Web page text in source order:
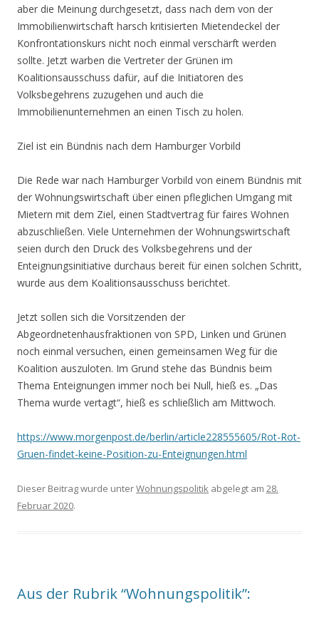
aber die Meinung durchgesetzt, dass nach dem von der
Immobilienwirtschaft harsch kritisierten Mietendeckel der
Konfrontationskurs nicht noch einmal verschärft werden
sollte. Jetzt warben die Vertreter der Grünen im
Koalitionsausschuss dafür, auf die Initiatoren des
Volksbegehrens zuzugehen und auch die
Immobilienunternehmen an einen Tisch zu holen.
Ziel ist ein Bündnis nach dem Hamburger Vorbild
Die Rede war nach Hamburger Vorbild von einem Bündnis mit
der Wohnungswirtschaft über einen pfleglichen Umgang mit
Mietern mit dem Ziel, einen Stadtvertrag für faires Wohnen
abzuschließen. Viele Unternehmen der Wohnungswirtschaft
seien durch den Druck des Volksbegehrens und der
Enteignungsinitiative durchaus bereit für einen solchen Schritt,
wurde aus dem Koalitionsausschuss berichtet.
Jetzt sollen sich die Vorsitzenden der
Abgeordnetenhausfraktionen von SPD, Linken und Grünen
noch einmal versuchen, einen gemeinsamen Weg für die
Koalition auszuloten. Im Grund stehe das Bündnis beim
Thema Enteignungen immer noch bei Null, hieß es. „Das
Thema wurde vertagt“, hieß es schließlich am Mittwoch.
https://www.morgenpost.de/berlin/article228555605/Rot-Rot-
Gruen-findet-keine-Position-zu-Enteignungen.html
Dieser Beitrag wurde unterWohnungspolitik abgelegt am 28.
Februar 2020.
Aus der Rubrik “Wohnungspolitik”: